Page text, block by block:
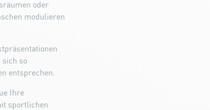
oder
modulieren
sich so
entsprechen.
Ihre
sportlichen